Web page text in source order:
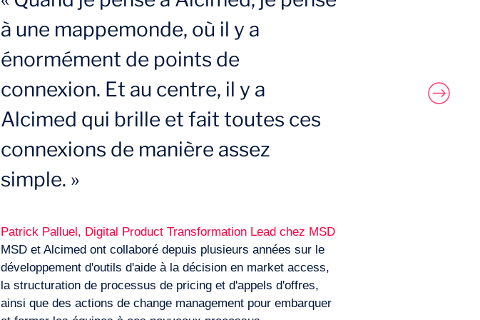
à une mappemonde, où il y a
énormément de points de
connexion. Et au centre, il y a
Alcimed qui brille et fait toutes ces
connexions de manière assez
simple. »
Patrick Palluel, Digital Product Transformation Lead chez MSD
MSD et Alcimed ont collaboré depuis plusieurs années sur le
développement d'outils d'aide à la décision en market access,
la structuration de processus de pricing et d'appels d'offres,
ainsi que des actions de change management pour embarquer